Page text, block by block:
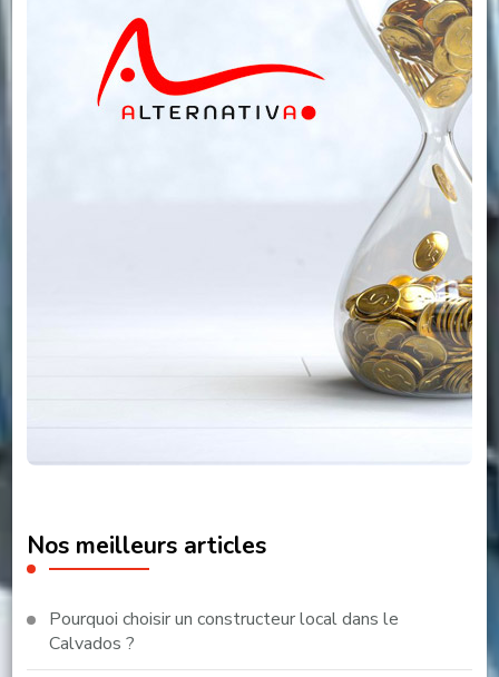
Nos meilleurs articles
Pourquoi choisir un constructeur local dans le
Calvados ?